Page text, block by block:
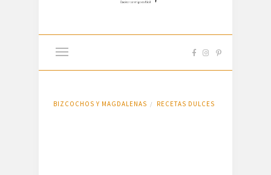
BIZCOCHOS Y MAGDALENAS / RECETAS DULCES